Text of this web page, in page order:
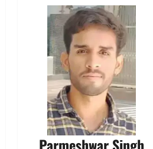
Parmeshwar Singh